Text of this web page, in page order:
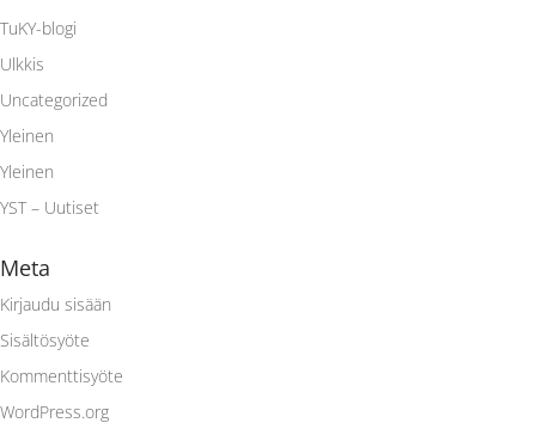
TuKY-blogi
Ulkkis
Uncategorized
Yleinen
Yleinen
YST – Uutiset
Meta
Kirjaudu sisään
Sisältösyöte
Kommenttisyöte
WordPress.org